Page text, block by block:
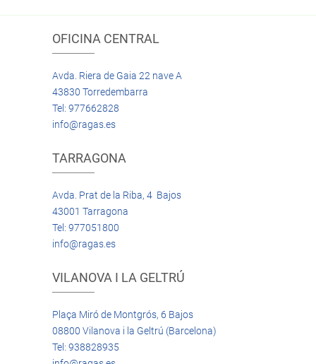
OFICINA CENTRAL
Avda. Riera de Gaia 22 nave A
43830 Torredembarra
Tel: 977662828
info@ragas.es
TARRAGONA
Avda. Prat de la Riba, 4 Bajos
43001 Tarragona
Tel: 977051800
info@ragas.es
VILANOVA I LA GELTRÚ
Plaça Miró de Montgrós, 6 Bajos
08800 Vilanova i la Geltrú (Barcelona)
Tel: 938828935